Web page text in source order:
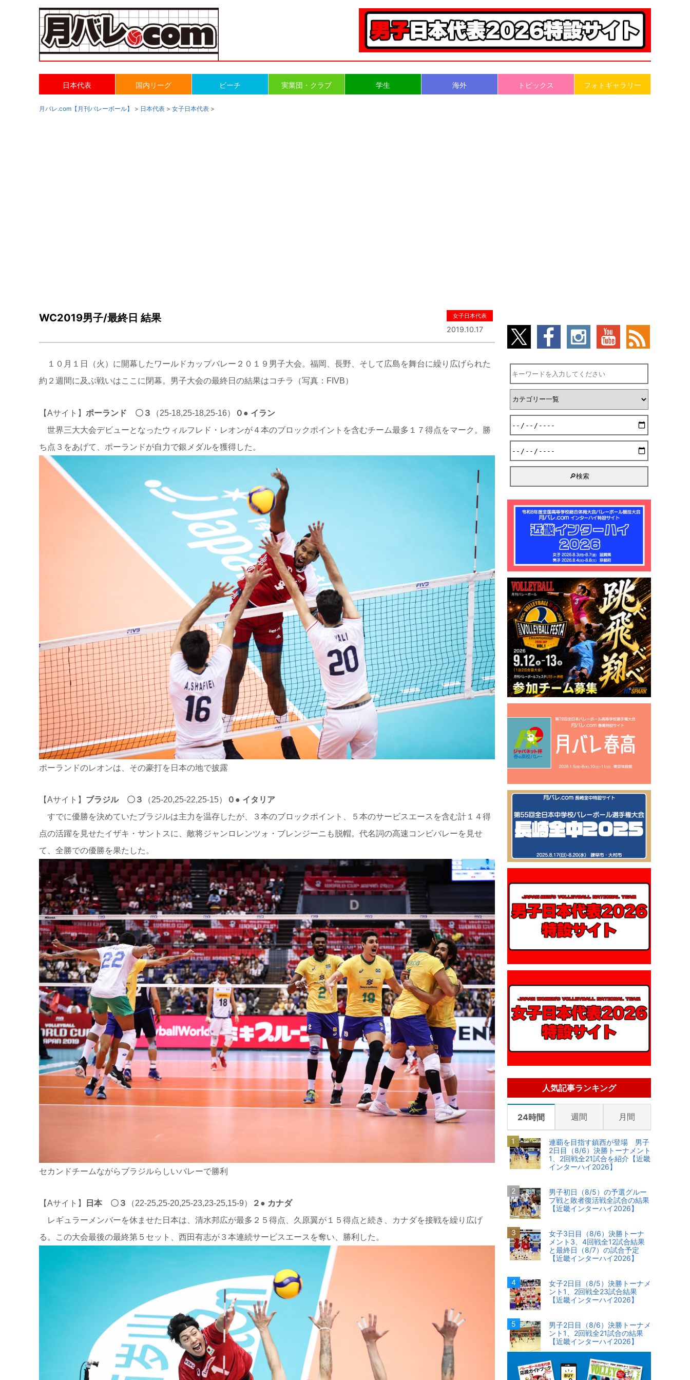
日本代表 国内リーグ ビーチ 実業団・クラブ 学生 海外 トピックス フォトギャラリー
月バレ.com【月刊バレーボール】 > 日本代表 > 女子日本代表 >
WC2019男子/最終日 結果 女子日本代表
2019.10.17
１０月１日（火）に開幕したワールドカップバレー２０１９男子大会。福岡、長野、そして広島を舞台に繰り広げられた
約２週間に及ぶ戦いはここに閉幕。男子大会の最終日の結果はコチラ
（写真：FIVB）
【Aサイト】 ポーランド 〇３ （25-18,25-18,25-16）
０● イラン
世界三大大会デビューとなったウィルフレド・レオンが４本のブロックポイントを含むチーム最多１７得点をマーク。勝
ち点３をあげて、ポーランドが自力で銀メダルを獲得した。
ポーランドのレオンは、その豪打を日本の地で披露
【Aサイト】 ブラジル 〇３ （25-20,25-22,25-15）
０● イタリア
すでに優勝を決めていたブラジルは主力を温存したが、３本のブロックポイント、５本のサービスエースを含む計１４得
点の活躍を見せたイザキ・サントスに、敵将ジャンロレンツォ・ブレンジーニも脱帽。代名詞の高速コンビバレーを見せ
て、全勝での優勝を果たした。
セカンドチームながらブラジルらしいバレーで勝利
【Aサイト】 日本 〇３ （22-25,25-20,25-23,23-25,15-9）
２● カナダ
レギュラーメンバーを休ませた 日本は、清水邦広が最多２５得点、久原翼が１５得点と続き、カナダを接戦を繰り広げ
る。この大会最後の最終第５セット、西田有志が３本連続サービスエースを奪い、勝利した。
人気記事ランキング
24時間 週間 月間
連覇を目指す鎮西が登場 男子
2日目（8/6）決勝トーナメント
1、2回戦全21試合を紹介【近畿
インターハイ2026】
男子初日（8/5）の予選グルー
プ戦と敗者復活戦全試合の結果
【近畿インターハイ2026】
女子3日目（8/6）決勝トーナ
メント3、4回戦全12試合結果
と最終日（8/7）の試合予定
【近畿インターハイ2026】
女子2日目（8/5）決勝トーナメ
ント1、2回戦全23試合結果
【近畿インターハイ2026】
男子2日目（8/6）決勝トーナメ
ント1、2回戦全21試合の結果
【近畿インターハイ2026】